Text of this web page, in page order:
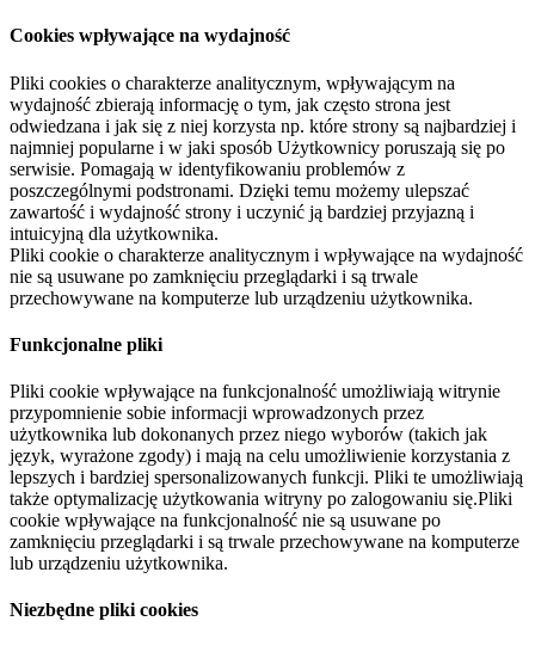
Cookies wpływające na wydajność
Pliki cookies o charakterze analitycznym, wpływającym na
wydajność zbierają informację o tym, jak często strona jest
odwiedzana i jak się z niej korzysta np. które strony są najbardziej i
najmniej popularne i w jaki sposób Użytkownicy poruszają się po
serwisie. Pomagają w identyfikowaniu problemów z
poszczególnymi podstronami. Dzięki temu możemy ulepszać
zawartość i wydajność strony i uczynić ją bardziej przyjazną i
intuicyjną dla użytkownika.
Pliki cookie o charakterze analitycznym i wpływające na wydajność
nie są usuwane po zamknięciu przeglądarki i są trwale
przechowywane na komputerze lub urządzeniu użytkownika.
Funkcjonalne pliki
Pliki cookie wpływające na funkcjonalność umożliwiają witrynie
przypomnienie sobie informacji wprowadzonych przez
użytkownika lub dokonanych przez niego wyborów (takich jak
język, wyrażone zgody) i mają na celu umożliwienie korzystania z
lepszych i bardziej spersonalizowanych funkcji. Pliki te umożliwiają
także optymalizację użytkowania witryny po zalogowaniu się.Pliki
cookie wpływające na funkcjonalność nie są usuwane po
zamknięciu przeglądarki i są trwale przechowywane na komputerze
lub urządzeniu użytkownika.
Niezbędne pliki cookies